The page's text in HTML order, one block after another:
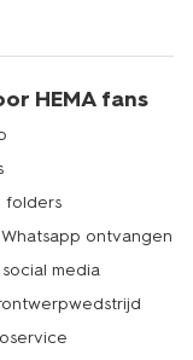
HEMA fans
folders
ontvangen
media